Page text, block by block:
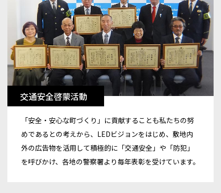
交通安全啓蒙活動
「安全・安心な町づくり」に貢献することも私たちの努
めであるとの考えから、LEDビジョンをはじめ、敷地内
外の広告物を活用して積極的に「交通安全」や「防犯」
を呼びかけ、各地の警察署より毎年表彰を受けています。